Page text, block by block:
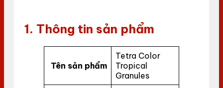
1. Thông tin sản phẩm
Tên sản phẩm
Tetra Color
Tropical
Granules